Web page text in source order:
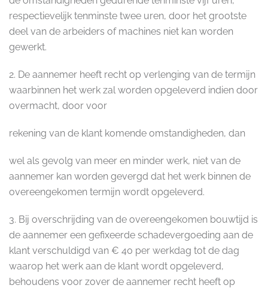
respectievelijk tenminste twee uren, door het grootste
deel van de arbeiders of machines niet kan worden
gewerkt.
2. De aannemer heeft recht op verlenging van de termijn
waarbinnen het werk zal worden opgeleverd indien door
overmacht, door voor
rekening van de klant komende omstandigheden, dan
wel als gevolg van meer en minder werk, niet van de
aannemer kan worden gevergd dat het werk binnen de
overeengekomen termijn wordt opgeleverd.
3. Bij overschrijding van de overeengekomen bouwtijd is
de aannemer een gefixeerde schadevergoeding aan de
klant verschuldigd van € 40 per werkdag tot de dag
waarop het werk aan de klant wordt opgeleverd,
behoudens voor zover de aannemer recht heeft op